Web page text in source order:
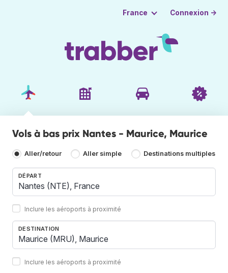
France Connexion →
Vols à bas prix Nantes - Maurice, Maurice
Aller/retour Aller simple Destinations multiples
DÉPART
Inclure les aéroports à proximité
DESTINATION
Inclure les aéroports à proximité